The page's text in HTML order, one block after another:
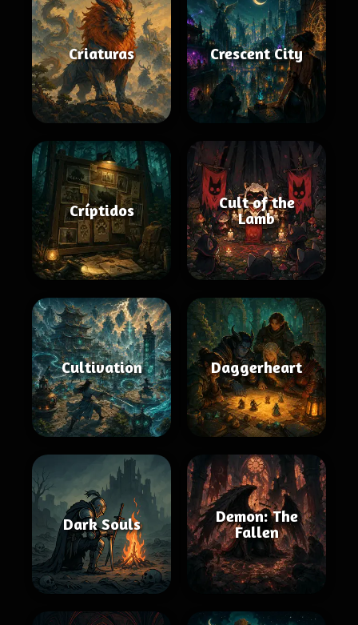
Criaturas Crescent City
Críptidos
Cult of the
Lamb
Cultivation Daggerheart
Dark Souls
Demon: The
Fallen